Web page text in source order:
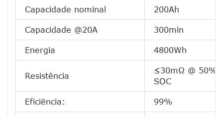
Capacidade nominal 200Ah
Capacidade @20A 300min
Energia 4800Wh
Resistência
≤30mΩ @ 50%
SOC
Eficiência: 99%